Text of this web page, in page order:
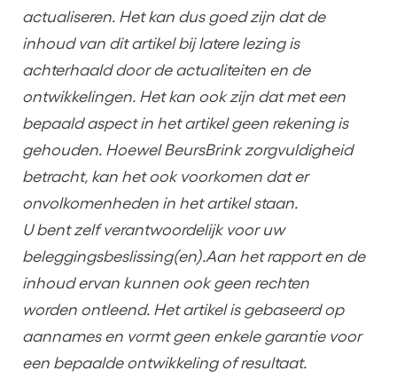
actualiseren. Het kan dus goed zijn dat de
inhoud van dit artikel bij latere lezing is
achterhaald door de actualiteiten en de
ontwikkelingen. Het kan ook zijn dat met een
bepaald aspect in het artikel geen rekening is
gehouden. Hoewel BeursBrink zorgvuldigheid
betracht, kan het ook voorkomen dat er
onvolkomenheden in het artikel staan.
U bent zelf verantwoordelijk voor uw
beleggingsbeslissing(en).Aan het rapport en de
inhoud ervan kunnen ook geen rechten
worden ontleend. Het artikel is gebaseerd op
aannames en vormt geen enkele garantie voor
een bepaalde ontwikkeling of resultaat.